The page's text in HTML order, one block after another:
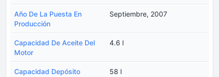
Año De La Puesta En
Producción
Septiembre, 2007
Capacidad De Aceite Del
Motor
4.6 l
Capacidad Depósito 58 l